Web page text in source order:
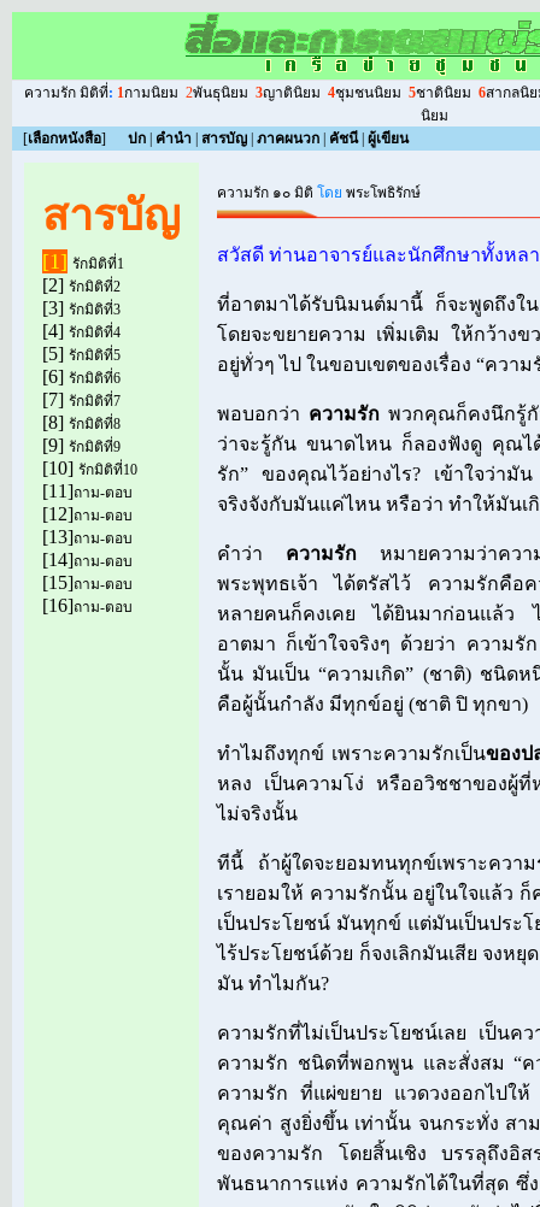
ความรัก มิติที่: 1กามนิยม 2พันธุนิยม 3ญาตินิยม 4ชุมชนนิยม 5ชาตินิยม 6สากลนิ
นิยม
[เลือกหนังสือ] ปก คำนำ สารบัญ ภาคผนวก คัชนี| ผู้เขียน
สารบัญ
[1] รักมิติที่1
[2] รักมิติที่2
[3] รักมิติที่3
[4] รักมิติที่4
[5] รักมิติที่5
[6] รักมิติที่6
[7] รักมิติที่7
[8] รักมิติที่8
[9] รักมิติที่9
[10] รักมิติที่10
[11]ถาม-ตอบ
[12]ถาม-ตอบ
[13]ถาม-ตอบ
[14]ถาม-ตอบ
[15]ถาม-ตอบ
[16]ถาม-ตอบ
ความรัก ๑๐ มิติ โดย พระโพธิรักษ์
สวัสดี ท่านอาจารย์และนักศึกษาทั้งหล
ที่อาตมาได้รับนิมนต์มานี้ ก็จะพูดถึงใ
โดยจะขยายความ เพิ่มเติม ให้กว้าง
อยู่ทั่วๆ ไป ในขอบเขตของเรื่อง “ความ
พอบอกว่า ความรัก พวกคุณก็คงนึกรู้
ว่าจะรู้กัน ขนาดไหน ก็ลองฟังดู คุณไ
รัก” ของคุณไว้อย่างไร? เข้าใจว่า
จริงจังกับมันแค่ไหน หรือว่า ทำให้มัน
คำว่า ความรักหมายความว่าควา
พระพุทธเจ้า ได้ตรัสไว้ ความรักคื
หลายคนก็คงเคย ได้ยินมาก่อนแล้ว
อาตมา ก็เข้าใจจริงๆ ด้วยว่า ความรั
นั้น มันเป็น “ความเกิด” (ชาติ) ชนิดห
คือผู้นั้นกำลัง มีทุกข์อยู่ (ชาติ ปิ ทุกขา)
ทำไมถึงทุกข์ เพราะความรักเป็นของป
หลง เป็นความโง่ หรืออวิชชาของผู้ที่
ไม่จริงนั้น
ทีนี้ ถ้าผู้ใดจะยอมทนทุกข์เพราะควา
เรายอมให้ ความรักนั้น อยู่ในใจแล้ว
เป็นประโยชน์ มันทุกข์ แต่มันเป็นประ
ไร้ประโยชน์ด้วย ก็จงเลิกมันเสีย จงหยุ
มัน ทำไมกัน?
ความรักที่ไม่เป็นประโยชน์เลย เป็น
ความรัก ชนิดที่พอกพูน และสั่งสม “ค
ความรัก ที่แผ่ขยาย แวดวงออกไปให้
คุณค่า สูงยิ่งขึ้น เท่านั้น จนกระทั่ง สา
ของความรัก โดยสิ้นเชิง บรรลุถึงอิ
พันธนาการแห่ง ความรักได้ในที่สุด ซึ่